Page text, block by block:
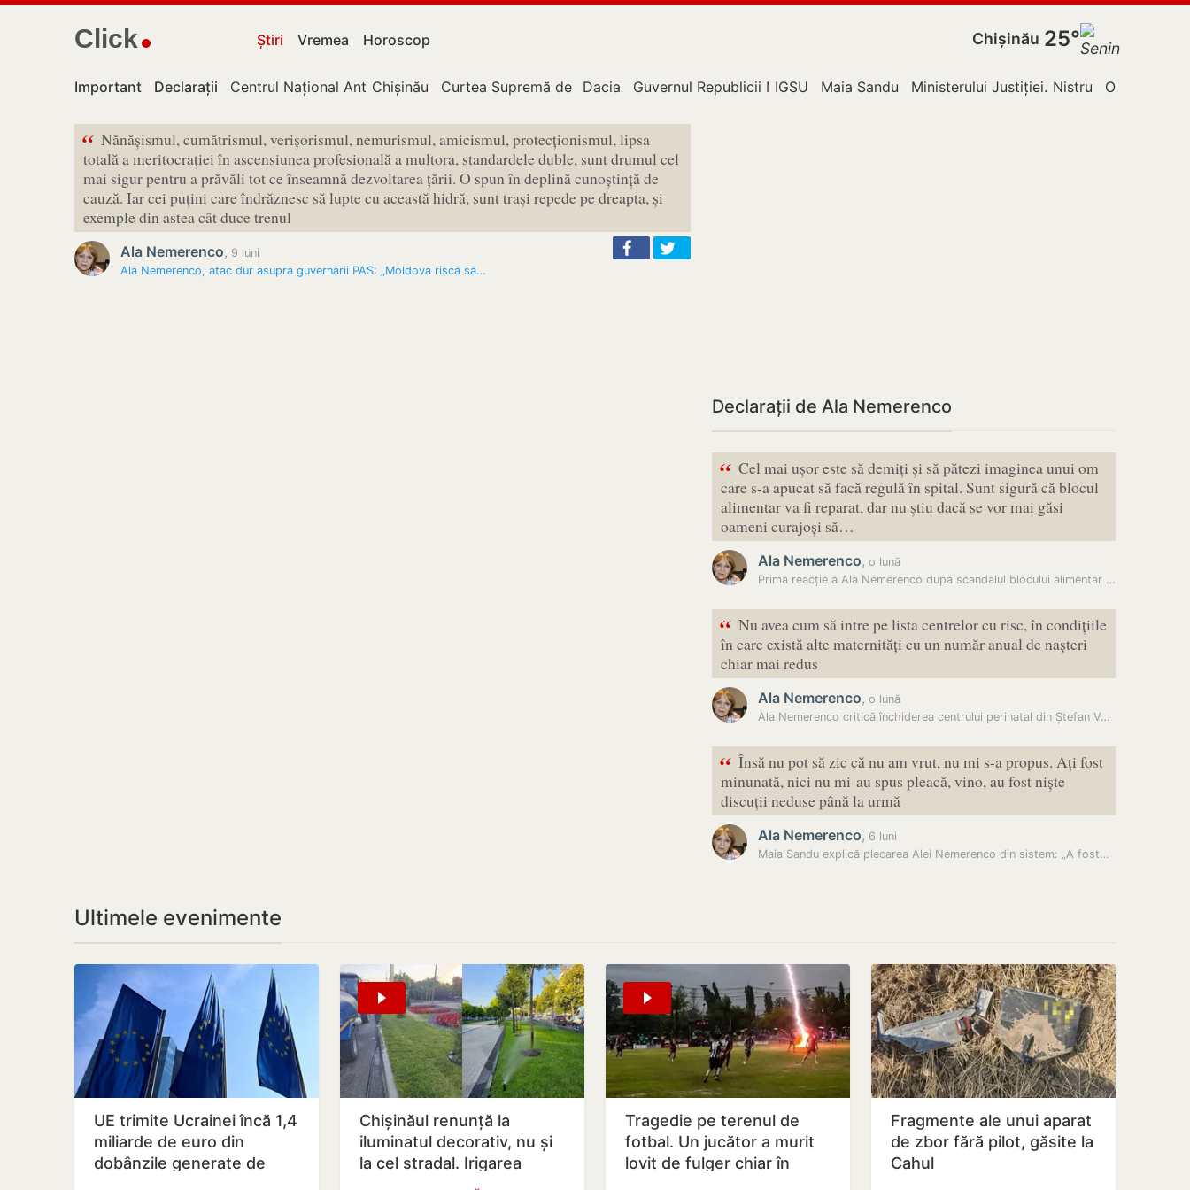
Click Știri Vremea Horoscop Chișinău 25°
Important Declarații Centrul Național Anticorupție
Chișinău Curtea Supremă de Justiție
Dacia Guvernul Republicii Moldova
IGSU Maia Sandu Ministerului Justiției Nistru Orhei
“ Nănășismul, cumătrismul, verișorismul, nemurismul, amicismul, protecționismul, lipsa
totală a meritocrației în ascensiunea profesională a multora, standardele duble, sunt drumul cel
mai sigur pentru a prăvăli tot ce înseamnă dezvoltarea țării. O spun în deplină cunoștință de
cauză. Iar cei puțini care îndrăznesc să lupte cu această hidră, sunt trași repede pe dreapta, și
exemple din astea cât duce trenul
Ala Nemerenco, 9 luni
Ala Nemerenco, atac dur asupra guvernării PAS: „Moldova riscă să…
Declarații de Ala Nemerenco
“ Cel mai ușor este să demiți și să pătezi imaginea unui om
care s-a apucat să facă regulă în spital. Sunt sigură că blocul
alimentar va fi reparat, dar nu știu dacă se vor mai găsi
oameni curajoși să…
Ala Nemerenco, o lună
Prima reacție a Ala Nemerenco după scandalul blocului alimentar de la…
“ Nu avea cum să intre pe lista centrelor cu risc, în condițiile
în care există alte maternități cu un număr anual de nașteri
chiar mai redus
Ala Nemerenco, o lună
Ala Nemerenco critică închiderea centrului perinatal din Ștefan Vodă:…
“ Însă nu pot să zic că nu am vrut, nu mi s-a propus. Ați fost
minunată, nici nu mi-au spus pleacă, vino, au fost niște
discuții neduse până la urmă
Ala Nemerenco, 6 luni
Maia Sandu explică plecarea Alei Nemerenco din sistem: „A fost…
Ultimele evenimente
UE trimite Ucrainei încă 1,4
miliarde de euro din
dobânzile generate de
Chișinăul renunță la
iluminatul decorativ, nu și
la cel stradal. Irigarea
spațiilor verzi nu va fi…
Tragedie pe terenul de
fotbal. Un jucător a murit
lovit de fulger chiar în
Fragmente ale unui aparat
de zbor fără pilot, găsite la
Cahul